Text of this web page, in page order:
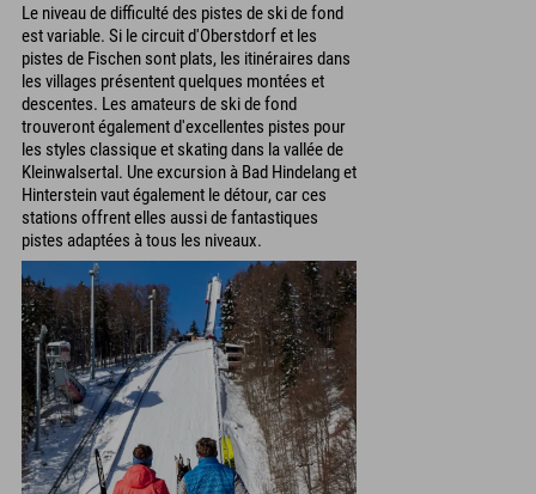
Le niveau de difficulté des pistes de ski de fond
est variable. Si le circuit d'Oberstdorf et les
pistes de Fischen sont plats, les itinéraires dans
les villages présentent quelques montées et
descentes. Les amateurs de ski de fond
trouveront également d'excellentes pistes pour
les styles classique et skating dans la vallée de
Kleinwalsertal. Une excursion à Bad Hindelang et
Hinterstein vaut également le détour, car ces
stations offrent elles aussi de fantastiques
pistes adaptées à tous les niveaux.